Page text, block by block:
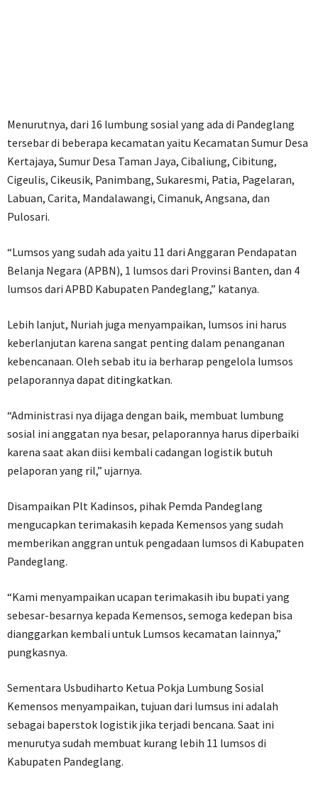
Menurutnya, dari 16 lumbung sosial yang ada di Pandeglang
tersebar di beberapa kecamatan yaitu Kecamatan Sumur Desa
Kertajaya, Sumur Desa Taman Jaya, Cibaliung, Cibitung,
Cigeulis, Cikeusik, Panimbang, Sukaresmi, Patia, Pagelaran,
Labuan, Carita, Mandalawangi, Cimanuk, Angsana, dan
Pulosari.
“Lumsos yang sudah ada yaitu 11 dari Anggaran Pendapatan
Belanja Negara (APBN), 1 lumsos dari Provinsi Banten, dan 4
lumsos dari APBD Kabupaten Pandeglang,” katanya.
Lebih lanjut, Nuriah juga menyampaikan, lumsos ini harus
keberlanjutan karena sangat penting dalam penanganan
kebencanaan. Oleh sebab itu ia berharap pengelola lumsos
pelaporannya dapat ditingkatkan.
“Administrasi nya dijaga dengan baik, membuat lumbung
sosial ini anggatan nya besar, pelaporannya harus diperbaiki
karena saat akan diisi kembali cadangan logistik butuh
pelaporan yang ril,” ujarnya.
Disampaikan Plt Kadinsos, pihak Pemda Pandeglang
mengucapkan terimakasih kepada Kemensos yang sudah
memberikan anggran untuk pengadaan lumsos di Kabupaten
Pandeglang.
“Kami menyampaikan ucapan terimakasih ibu bupati yang
sebesar-besarnya kepada Kemensos, semoga kedepan bisa
dianggarkan kembali untuk Lumsos kecamatan lainnya,”
pungkasnya.
Sementara Usbudiharto Ketua Pokja Lumbung Sosial
Kemensos menyampaikan, tujuan dari lumsus ini adalah
sebagai baperstok logistik jika terjadi bencana. Saat ini
menurutya sudah membuat kurang lebih 11 lumsos di
Kabupaten Pandeglang.